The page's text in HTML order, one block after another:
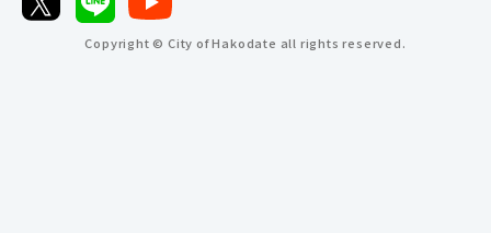
Copyright © City of Hakodate all rights reserved.